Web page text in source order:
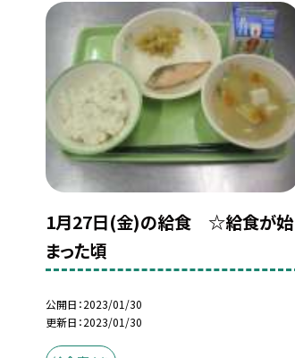
1月27日(金)の給食 ☆給食が始
まった頃
公開日 2023/01/30
更新日 2023/01/30